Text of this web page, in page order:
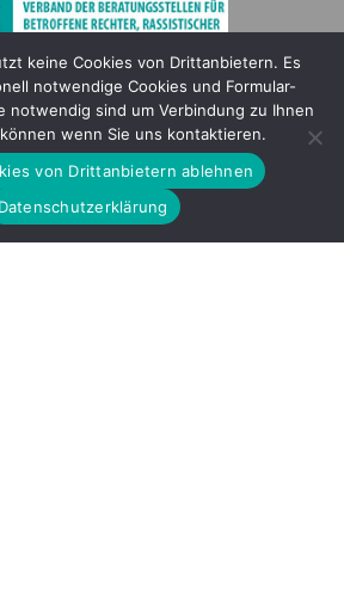
keine Cookies von Drittanbietern. Es
notwendige Cookies und Formular-
notwendig sind um Verbindung zu Ihnen
wenn Sie uns kontaktieren.
von Drittanbietern ablehnen
Datenschutzerklärung